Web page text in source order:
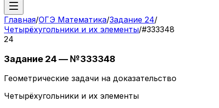
Главная/ОГЭ Математика/Задание 24/
Четырёхугольники и их элементы/#333348
24
Задание 24— №333348
Геометрические задачи на доказательство
Четырёхугольники и их элементы